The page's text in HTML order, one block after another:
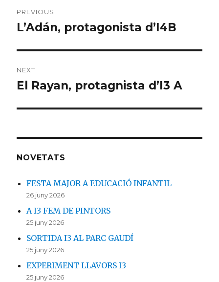
d'articles
PREVIOUS
Previous
L’Adán, protagonista d’I4B
NEXT
Next
El Rayan, protagnista d’I3 A
NOVETATS
FESTA MAJOR A EDUCACIÓ INFANTIL
26 juny 2026
A I3 FEM DE PINTORS
25 juny 2026
SORTIDA I3 AL PARC GAUDÍ
25 juny 2026
EXPERIMENT LLAVORS I3
25 juny 2026